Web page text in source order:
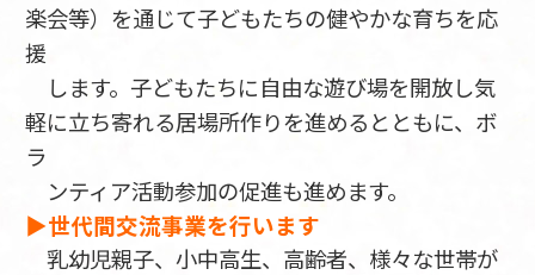
楽会等）を通じて子どもたちの健やかな育ちを応
援
します。子どもたちに自由な遊び場を開放し気
軽に立ち寄れる居場所作りを進めるとともに、ボ
ラ
ンティア活動参加の促進も進めます。
▶世代間交流事業を行います
乳幼児親子、小中高生、高齢者、様々な世帯が